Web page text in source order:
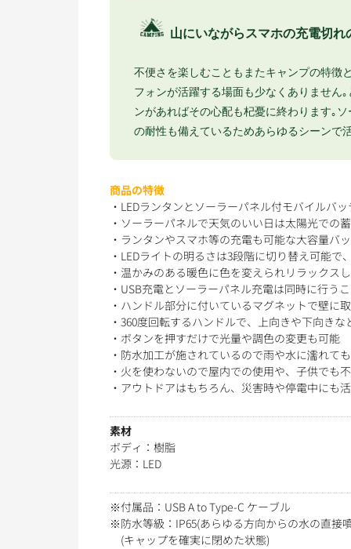
山にいながらスマホの充電切れ
不便さを楽しむこともまたキャンプの特徴
フォンが活躍する場面も少なくありません
ンがあればその心配も杞憂に終わります｡
の耐性も備えているためあらゆるシーンで
商品の特徴
・LEDランタンとソーラーパネル付モバイルバ
・ソーラーパネルで天気のいい日は太陽光での
・ランタンやスマホ等の充電も可能な大容量バ
・LEDライトの明るさは3段階に切り替え可能で
・温かみのある暖色に色を変えられリラックス
・USB充電とソーラーパネル充電は同時に行う
・ハンドル部分に付いているマグネットで壁に
・360度回転するハンドルで、上向きや下向き
・ボタンを押すだけで光量や調色の変更も可能
・防水加工が施されているので雨や水に濡れて
・火を使わないので屋内での使用や、子供でも
・アウトドアはもちろん、災害時や停電中にも
素材
ボディ：樹脂
光源：LED
※付属品：USB A to Type-C ケーブル
※防水等級：IP65(あらゆる方向からの水の直接
(キャップを確実に閉めた状態)